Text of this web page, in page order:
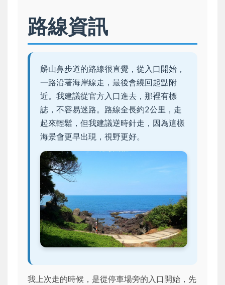
路線資訊
麟山鼻步道的路線很直覺，從入口開始，
一路沿著海岸線走，最後會繞回起點附
近。我建議從官方入口進去，那裡有標
誌，不容易迷路。路線全長約2公里，走
起來輕鬆，但我建議逆時針走，因為這樣
海景會更早出現，視野更好。
我上次走的時候，是從停車場旁的入口開始，先